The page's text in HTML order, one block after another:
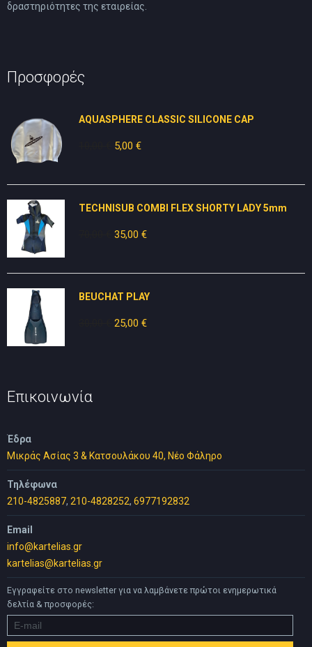
δραστηριότητες της εταιρείας.
Προσφορές
AQUASPHERE CLASSIC SILICONE CAP
Original
5,00 €Η
5,00 €.
TECHNISUB COMBI FLEX SHORTY LADY 5mm
Original
35,00 €Η
35,00 €.
BEUCHAT PLAY
Original
25,00 €Η
Επικοινωνία
Έδρα
Μικράς Ασίας 3 & Κατσουλάκου 40, Νέο Φάληρο
Τηλέφωνα
210-4825887, 210-4828252, 6977192832
Email
info@kartelias.gr
kartelias@kartelias.gr
Εγγραφείτε στο newsletter για να λαμβάνετε πρώτοι ενημερωτικά
δελτία & προσφορές: